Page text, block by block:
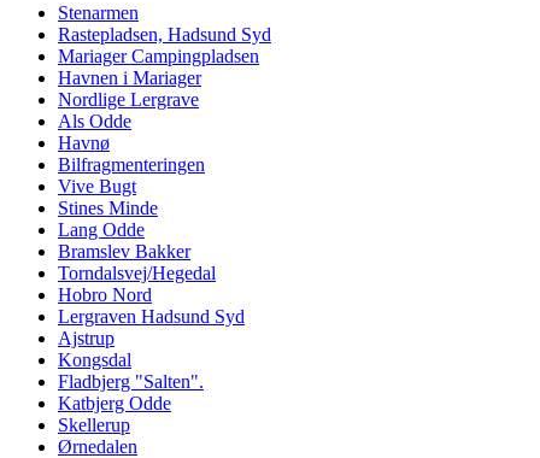
Stenarmen
Rastepladsen, Hadsund Syd
Mariager Campingpladsen
Havnen i Mariager
Nordlige Lergrave
Als Odde
Havnø
Bilfragmenteringen
Vive Bugt
Stines Minde
Lang Odde
Bramslev Bakker
Torndalsvej/Hegedal
Hobro Nord
Lergraven Hadsund Syd
Ajstrup
Kongsdal
Fladbjerg "Salten".
Katbjerg Odde
Skellerup
Ørnedalen